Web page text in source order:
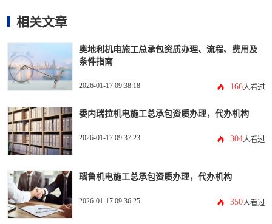
相关文章
奥地利机电施工总承包资质办理、流程、费用及
条件指南
2026-01-17 09:38:18 166人看过
委内瑞拉机电施工总承包资质办理，代办机构
2026-01-17 09:37:23 304人看过
瑙鲁机电施工总承包资质办理，代办机构
2026-01-17 09:36:25 350人看过